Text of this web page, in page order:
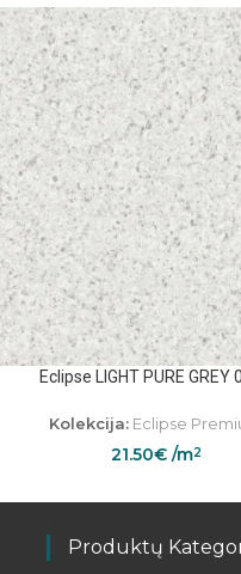
Eclipse LIGHT PURE GREY
Kolekcija: Eclipse
21.50€/m2
Produktų